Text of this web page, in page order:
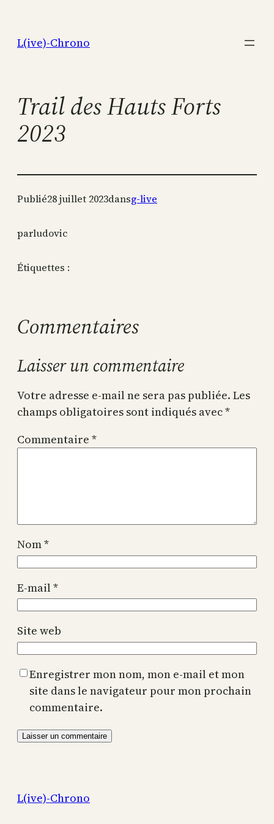
contenu
L(ive)-Chrono
Trail des Hauts Forts
2023
Publié28 juillet 2023dansg-live
parludovic
Étiquettes :
Commentaires
Laisser un commentaire
Votre adresse e-mail ne sera pas publiée. Les
champs obligatoires sont indiqués avec*
Commentaire *
Nom*
E-mail*
Site web
Enregistrer mon nom, mon e-mail et mon
site dans le navigateur pour mon prochain
commentaire.
L(ive)-Chrono